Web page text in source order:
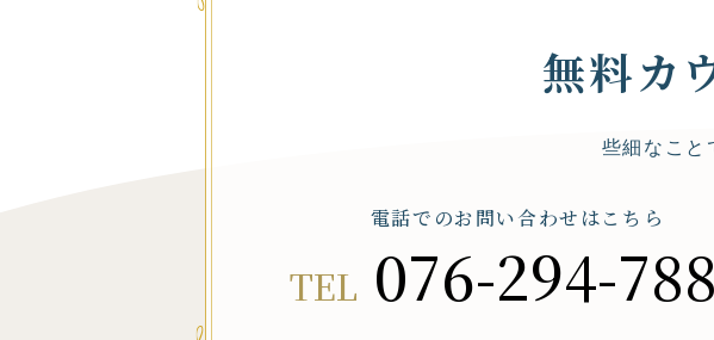
無料カ
些細なこと
電話でのお問い合わせはこちら
TEL 076-294-